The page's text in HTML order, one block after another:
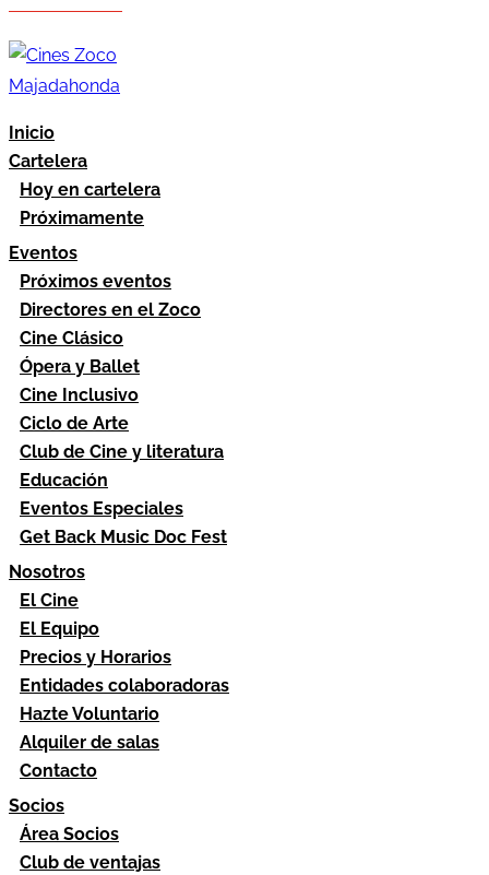
Inicio
Cartelera
Hoy en cartelera
Próximamente
Eventos
Próximos eventos
Directores en el Zoco
Cine Clásico
Ópera y Ballet
Cine Inclusivo
Ciclo de Arte
Club de Cine y literatura
Educación
Eventos Especiales
Get Back Music Doc Fest
Nosotros
El Cine
El Equipo
Precios y Horarios
Entidades colaboradoras
Hazte Voluntario
Alquiler de salas
Contacto
Socios
Área Socios
Club de ventajas